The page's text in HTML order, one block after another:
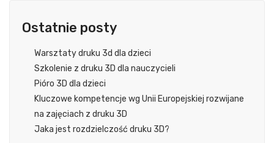
Ostatnie posty
Warsztaty druku 3d dla dzieci
Szkolenie z druku 3D dla nauczycieli
Pióro 3D dla dzieci
Kluczowe kompetencje wg Unii Europejskiej rozwijane
na zajęciach z druku 3D
Jaka jest rozdzielczość druku 3D?